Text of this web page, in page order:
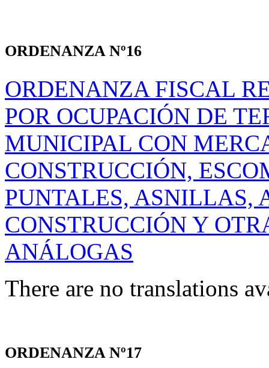
ORDENANZA Nº16
ORDENANZA FISCAL
POR OCUPACIÓN DE
MUNICIPAL CON
CONSTRUCCIÓN,
PUNTALES, ASNILLAS,
CONSTRUCCIÓN Y
ANÁLOGAS
There are no translations
ORDENANZA Nº17